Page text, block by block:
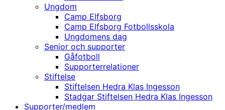
Ungdom
Camp Elfsborg
Camp Elfsborg Fotbollsskola
Ungdomens dag
Senior och supporter
Gåfotboll
Supporterrelationer
Stiftelse
Stiftelsen Hedra Klas Ingesson
Stadgar Stiftelsen Hedra Klas Ingesson
Supporter/medlem